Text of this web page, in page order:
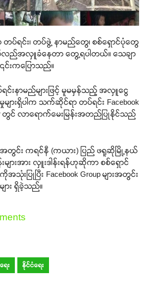
တပ်ရင်း၊ တပ်ဖွဲ့ နာမည်တွေ၊ စစ်ရှောင်ပုံတွေ
လိမ်လည်အလှူခံနေတာ တွေ့ရပါတယ်။ သေချာ
င်းကပြောသည်။
င်းနာမည်များဖြင့် မူမမှန်သည့် အလှူငွေ
ျားရှိပါက သက်ဆိုင်ရာ တပ်ရင်း Facebook
တွင် လာရောက်မေးမြန်းအတည်ပြုနိုင်သည်
တွင်း ကရင်နီ (ကယား) ပြည် ဖရူဆိုမြို့နယ်
များအား လှူးဒါန်းရန်ဟုဆိုကာ စစ်ရှောင်
အသုံးပြုပြီး Facebook Group များအတွင်း
း ရှိခဲ့သည်။
း နိုင်ငံရေး